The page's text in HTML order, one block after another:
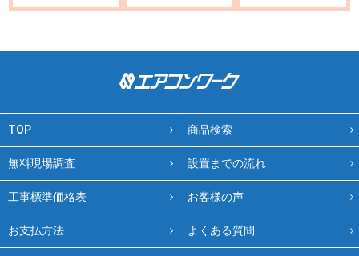
TOP 商品検索
無料現場調査 設置までの流れ
工事標準価格表 お客様の声
お支払方法 よくある質問